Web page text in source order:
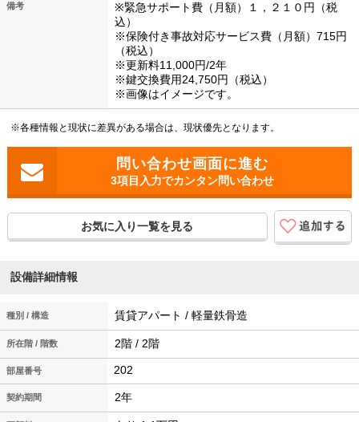
備考
※緊急サポート費（月額）１，２１０円（税
込）
※保険付き事故対応サービス費（月額）715円
（税込）
※更新料11,000円/2年
※鍵交換費用24,750円（税込）
※画像はイメージです。
※各種情報と現状に差異がある場合は、現状優先となります。
3項目入力でカンタン問い合わせ
お気に入り一覧を見る
設備詳細情報
種別 / 構造 賃貸アパート / 軽量鉄骨造
所在階 / 階数 2階 / 2階
202
契約期間 2年